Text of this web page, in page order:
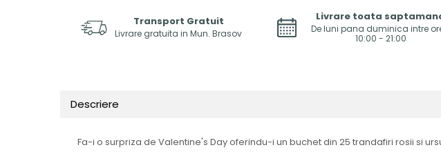
Transport Gratuit
Livrare gratuita in Mun. Brasov
Livrare toata
De luni pana duminica intre
10:00 - 21:00
Descriere
Fa-i o surpriza de Valentine's Day oferindu-i un buchet din 25 trandafiri rosii si